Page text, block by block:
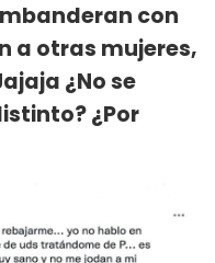
con
a otras mujeres,
¿No se
¿Por